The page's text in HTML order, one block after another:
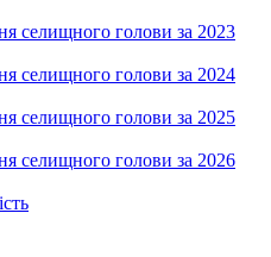
селищного голови за 2023
селищного голови за 2024
селищного голови за 2025
селищного голови за 2026